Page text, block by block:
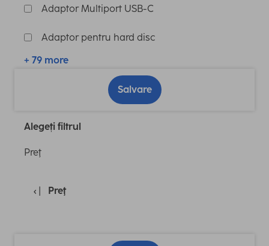
Adaptor Multiport USB-C
Adaptor pentru hard disc
+ 79 more
Salvare
Alegeți filtrul
Preţ
Preţ